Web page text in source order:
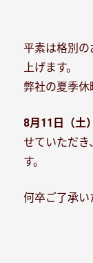
平素は格別の
上げます。
弊社の夏季休
8月11日（土
せていただき
す。
何卒ご了承い